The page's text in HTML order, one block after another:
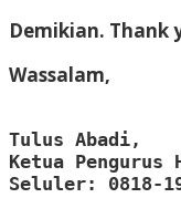
Demikian. Thank
Wassalam,
Tulus Abadi,
Ketua Pengurus
Seluler: 0818-